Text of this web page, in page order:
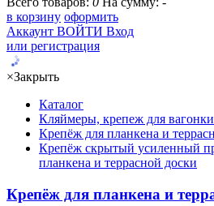
в корзину оформить
Аккаунт ВОЙТИ Вход
или регистрация
×Закрыть
Каталог
Кляймеры, крепеж для вагонки
Крепёж для планкена и
Крепёж скрытый усиленный
планкена и террасной доски
Крепёж для планкена и